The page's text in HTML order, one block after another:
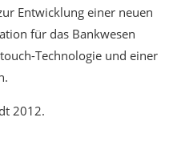
Entwicklung einer neuen
für das Bankwesen
Technologie und einer
2012.